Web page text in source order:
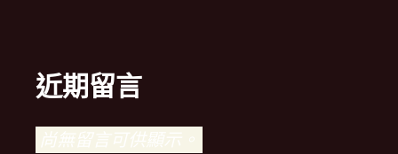
近期留言
尚無留言可供顯示。